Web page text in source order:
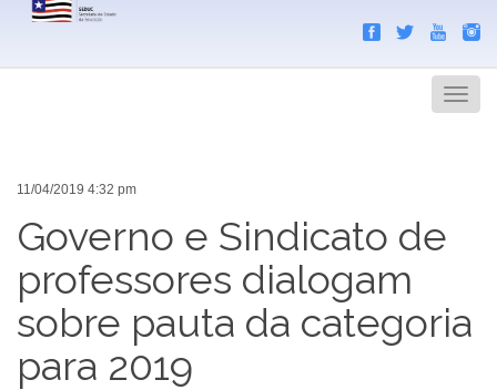
Menu
11/04/2019 4:32 pm
Governo e Sindicato de
professores dialogam
sobre pauta da categoria
para 2019